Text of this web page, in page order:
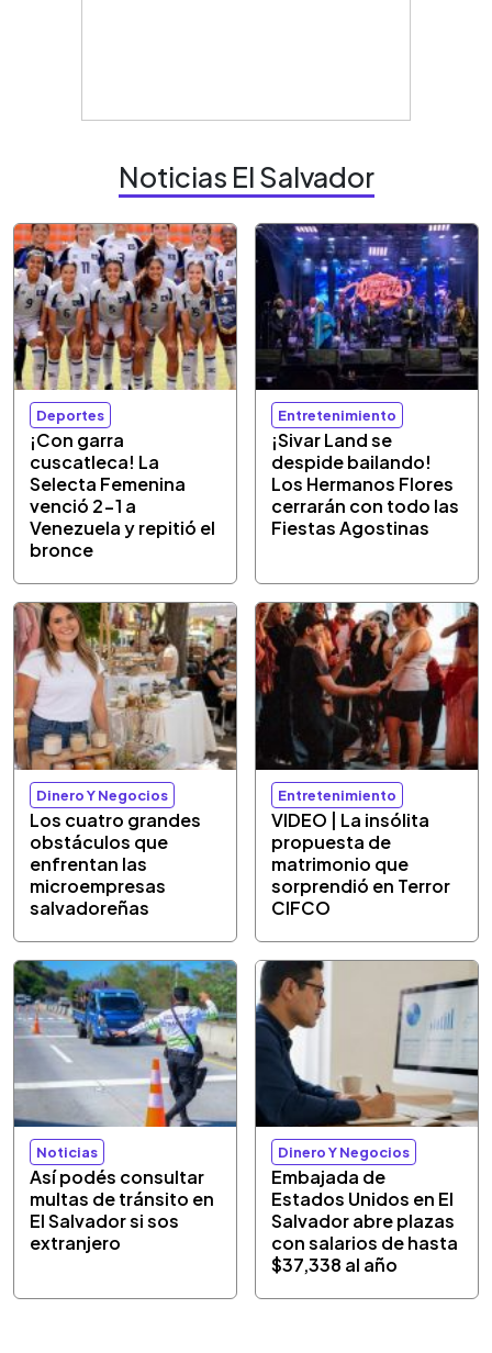
Noticias El Salvador
Deportes
¡Con garra
cuscatleca! La
Selecta Femenina
venció 2-1 a
Venezuela y repitió el
bronce
Entretenimiento
¡Sivar Land se
despide bailando!
Los Hermanos Flores
cerrarán con todo las
Fiestas Agostinas
Dinero Y Negocios
Los cuatro grandes
obstáculos que
enfrentan las
microempresas
salvadoreñas
Entretenimiento
VIDEO | La insólita
propuesta de
matrimonio que
sorprendió en Terror
CIFCO
Noticias
Así podés consultar
multas de tránsito en
El Salvador si sos
extranjero
Dinero Y Negocios
Embajada de
Estados Unidos en El
Salvador abre plazas
con salarios de hasta
$37,338 al año